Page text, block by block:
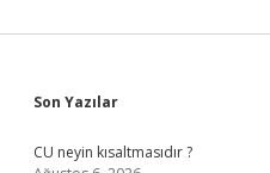
Sidebar
Son Yazılar
CU neyin kısaltmasıdır ?